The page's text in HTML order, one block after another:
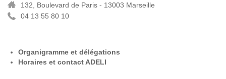
132, Boulevard de Paris - 13003 Marseille
04 13 55 80 10
Organigramme et délégations
Horaires et contact ADELI